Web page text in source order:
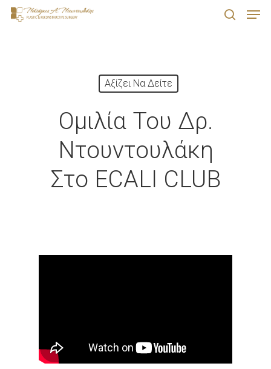
Skip
Αξίζει Να Δείτε
Ομιλία Του Δρ.
Ντουντουλάκη
Στο ECALI CLUB